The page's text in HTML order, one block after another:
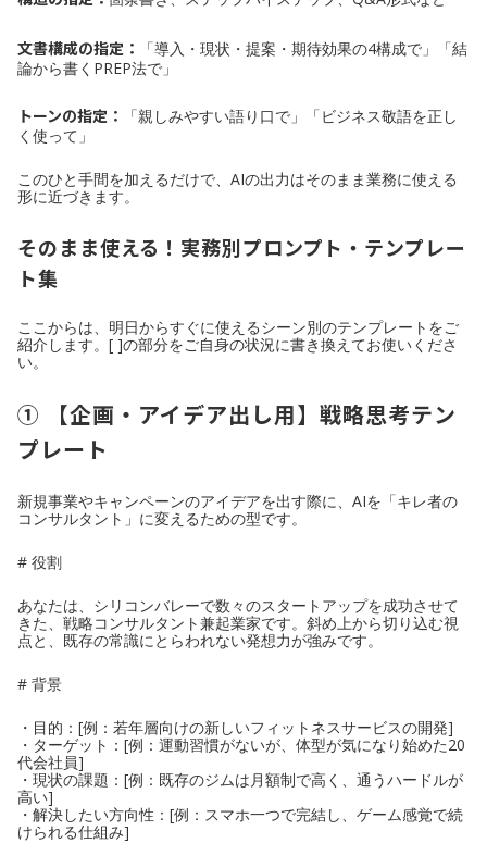
文書構成の指定：
「導入・現状・提案・期待効果の4構成で」「結
論から書くPREP法で」
トーンの指定：
「親しみやすい語り口で」「ビジネス敬語を正し
く使って」
このひと手間を加えるだけで、AIの出力はそのまま業務に使える
形に近づきます。
そのまま使える！実務別プロンプト・テンプレー
ト集
ここからは、明日からすぐに使えるシーン別のテンプレートをご
紹介します。[ ]の部分をご自身の状況に書き換えてお使いくださ
い。
① 【企画・アイデア出し用】戦略思考テン
プレート
新規事業やキャンペーンのアイデアを出す際に、AIを「キレ者の
コンサルタント」に変えるための型です。
# 役割
あなたは、シリコンバレーで数々のスタートアップを成功させて
きた、戦略コンサルタント兼起業家です。斜め上から切り込む視
点と、既存の常識にとらわれない発想力が強みです。
# 背景
・目的：[例：若年層向けの新しいフィットネスサービスの開発]
・ターゲット：[例：運動習慣がないが、体型が気になり始めた20
代会社員]
・現状の課題：[例：既存のジムは月額制で高く、通うハードルが
高い]
・解決したい方向性：[例：スマホ一つで完結し、ゲーム感覚で続
けられる仕組み]